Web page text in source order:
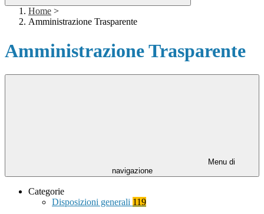
Home >
Amministrazione Trasparente
Amministrazione Trasparente
Menu di
navigazione
Categorie
Disposizioni generali 119